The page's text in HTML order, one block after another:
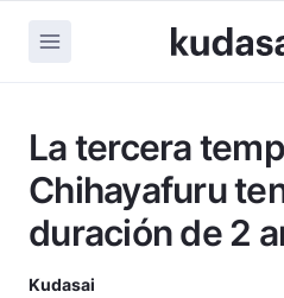
La tercera
Chihayafuru
duración de 2
Kudasai